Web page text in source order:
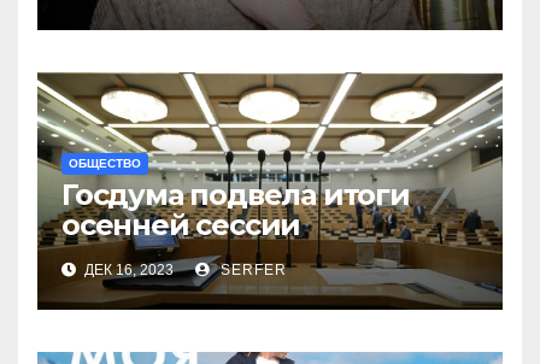
ОБЩЕСТВО
Госдума подвела итоги
осенней сессии
на заключительном в 2023
году заседании
ДЕК 16, 2023 SERFER